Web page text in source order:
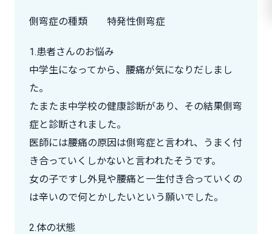
側弯症の種類 特発性側弯症
1.患者さんのお悩み
中学生になってから、腰痛が気になりだしまし
た。
たまたま中学校の健康診断があり、その結果側弯
症と診断されました。
医師には腰痛の原因は側弯症と言われ、うまく付
き合っていくしかないと言われたそうです。
女の子ですし外見や腰痛と一生付き合っていくの
は辛いので何とかしたいという願いでした。
2.体の状態